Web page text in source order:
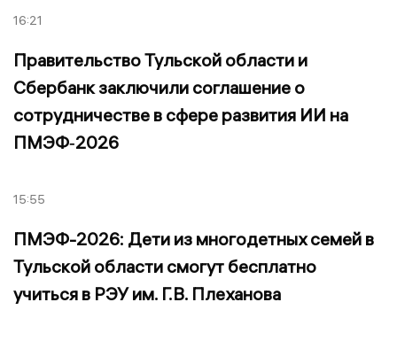
16:21
Правительство Тульской области и
Сбербанк заключили соглашение о
сотрудничестве в сфере развития ИИ на
ПМЭФ‑2026
15:55
ПМЭФ-2026: Дети из многодетных семей в
Тульской области смогут бесплатно
учиться в РЭУ им. Г.В. Плеханова